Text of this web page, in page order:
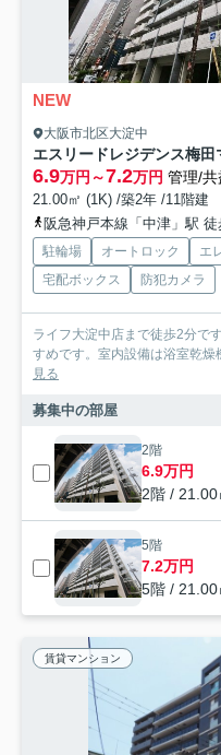
NEW
大阪市北区大淀中
エスリードレジデンス梅田
6.9万円～7.2万円 管理/共
21.00㎡ (1K) /築2年 /11階建
阪急神戸本線「中津」駅 徒
駐輪場 オートロック エ
宅配ボックス
防犯カメラ
ライフ大淀中店まで徒歩2分で
すめです。室内設備は浴室乾
見る
募集中の部屋
2階
6.9万円
2階 /
5階
7.2万円
5階 / 21.00
賃貸マンション